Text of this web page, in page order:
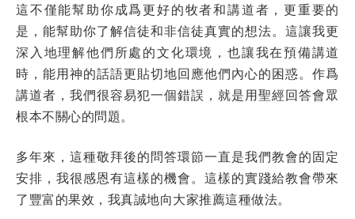
這不僅能幫助你成爲更好的牧者和講道者，更重要的
是，能幫助你了解信徒和非信徒真實的想法。這讓我更
深入地理解他們所處的文化環境，也讓我在預備講道
時，能用神的話語更貼切地回應他們內心的困惑。作爲
講道者，我們很容易犯一個錯誤，就是用聖經回答會眾
根本不關心的問題。
多年來，這種敬拜後的問答環節一直是我們教會的固定
安排，我很感恩有這樣的機會。這樣的實踐給教會帶來
了豐富的果效，我真誠地向大家推薦這種做法。